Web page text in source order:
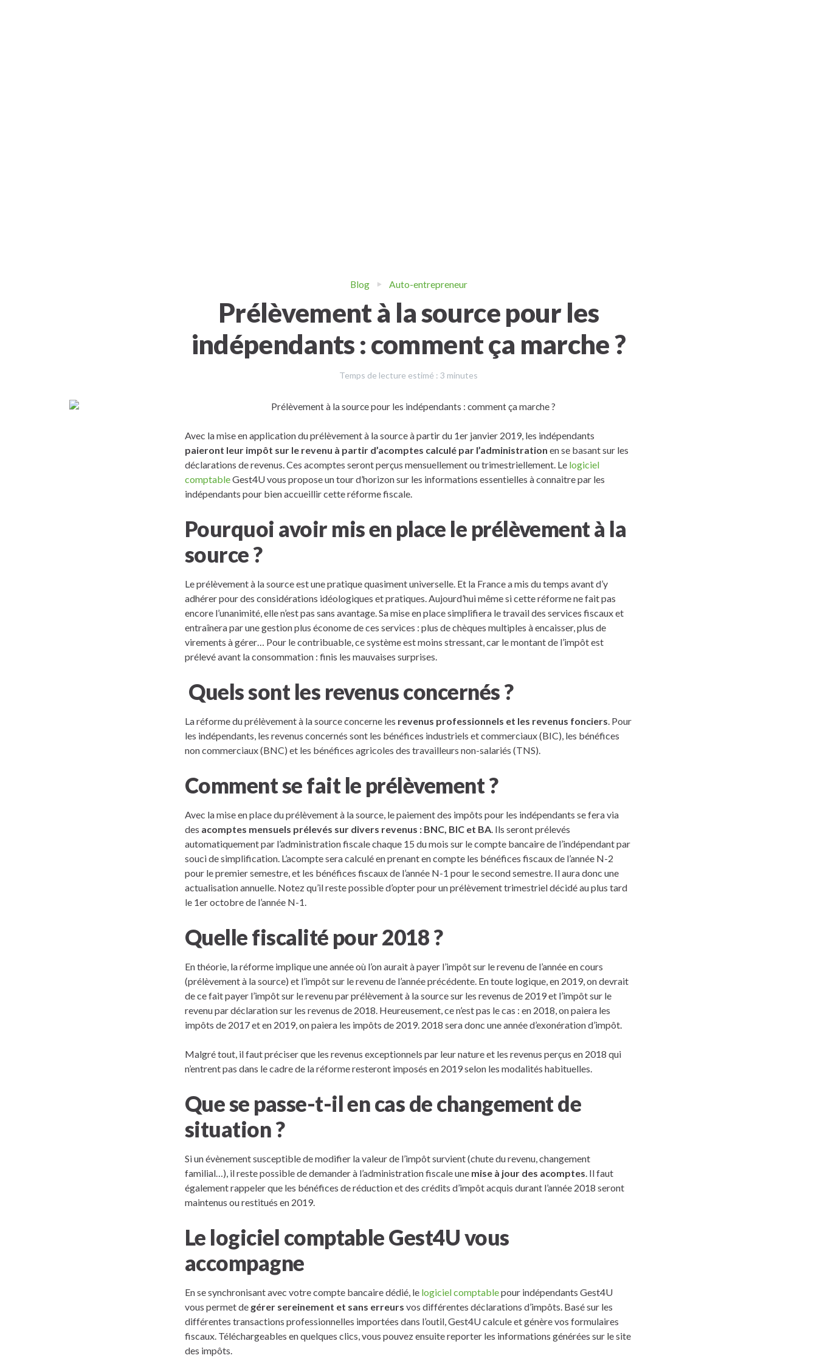
Blog Auto-entrepreneur
Prélèvement à la source pour les
indépendants : comment ça marche ?
Temps de lecture estimé : 3 minutes
Avec la mise en application du prélèvement à la source à partir du 1er janvier 2019, les indépendants
paieront leur impôt sur le revenu à partir d’acomptes calculé par l’administration en se basant sur les
déclarations de revenus. Ces acomptes seront perçus mensuellement ou trimestriellement. Le logiciel
comptableGest4U vous propose un tour d’horizon sur les informations essentielles à connaitre par les
indépendants pour bien accueillir cette réforme fiscale.
Pourquoi avoir mis en place le prélèvement à la
source ?
Le prélèvement à la source est une pratique quasiment universelle. Et la France a mis du temps avant d’y
adhérer pour des considérations idéologiques et pratiques. Aujourd’hui même si cette réforme ne fait pas
encore l’unanimité, elle n’est pas sans avantage. Sa mise en place simplifiera le travail des services fiscaux et
entraînera par une gestion plus économe de ces services : plus de chèques multiples à encaisser, plus de
virements à gérer… Pour le contribuable, ce système est moins stressant, car le montant de l’impôt est
prélevé avant la consommation : finis les mauvaises surprises.
Quels sont les revenus concernés ?
La réforme du prélèvement à la source concerne les revenus professionnels et les revenus fonciers . Pour
les indépendants, les revenus concernés sont les bénéfices industriels et commerciaux (BIC), les bénéfices
non commerciaux (BNC) et les bénéfices agricoles des travailleurs non-salariés (TNS).
Comment se fait le prélèvement ?
Avec la mise en place du prélèvement à la source, le paiement des impôts pour les indépendants se fera via
des acomptes mensuels prélevés sur divers revenus : BNC, BIC et BA . Ils seront prélevés
automatiquement par l’administration fiscale chaque 15 du mois sur le compte bancaire de l’indépendant par
souci de simplification. L’acompte sera calculé en prenant en compte les bénéfices fiscaux de l’année N-2
pour le premier semestre, et les bénéfices fiscaux de l’année N-1 pour le second semestre. Il aura donc une
actualisation annuelle. Notez qu’il reste possible d’opter pour un prélèvement trimestriel décidé au plus tard
le 1er octobre de l’année N-1.
Quelle fiscalité pour 2018 ?
En théorie, la réforme implique une année où l’on aurait à payer l’impôt sur le revenu de l’année en cours
(prélèvement à la source) et l’impôt sur le revenu de l’année précédente. En toute logique, en 2019, on devrait
de ce fait payer l’impôt sur le revenu par prélèvement à la source sur les revenus de 2019 et l’impôt sur le
revenu par déclaration sur les revenus de 2018. Heureusement, ce n’est pas le cas : en 2018, on paiera les
impôts de 2017 et en 2019, on paiera les impôts de 2019. 2018 sera donc une année d’exonération d’impôt.
Malgré tout, il faut préciser que les revenus exceptionnels par leur nature et les revenus perçus en 2018 qui
n’entrent pas dans le cadre de la réforme resteront imposés en 2019 selon les modalités habituelles.
Que se passe-t-il en cas de changement de
situation ?
Si un évènement susceptible de modifier la valeur de l’impôt survient (chute du revenu, changement
familial…), il reste possible de demander à l’administration fiscale une mise à jour des acomptes . Il faut
également rappeler que les bénéfices de réduction et des crédits d’impôt acquis durant l’année 2018 seront
maintenus ou restitués en 2019.
Le logiciel comptable Gest4U vous
accompagne
En se synchronisant avec votre compte bancaire dédié, le logiciel comptablepour indépendants Gest4U
vous permet de gérer sereinement et sans erreurs vos différentes déclarations d’impôts. Basé sur les
différentes transactions professionnelles importées dans l’outil, Gest4U calcule et génère vos formulaires
fiscaux. Téléchargeables en quelques clics, vous pouvez ensuite reporter les informations générées sur le site
des impôts.